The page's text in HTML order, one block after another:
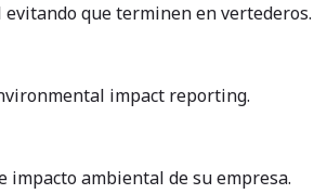
que terminen en vertederos.
impact reporting.
impacto ambiental de su empresa.